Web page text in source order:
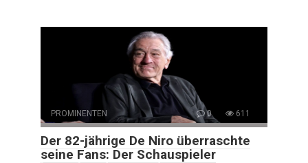
PROMINENTEN 0 611
Der 82-jährige De Niro überraschte
seine Fans: Der Schauspieler